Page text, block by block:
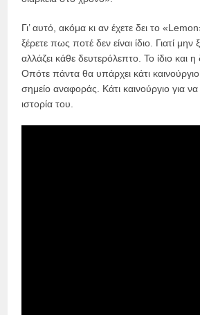
Γι’ αυτό, ακόμα κι αν έχετε δει το
ξέρετε πως ποτέ δεν είναι ίδιο. Γιατί μην
αλλάζει κάθε δευτερόλεπτο. Το ίδιο και η
Οπότε πάντα θα υπάρχει κάτι
σημείο αναφοράς. Κάτι καινούργιο για
ιστορία του.